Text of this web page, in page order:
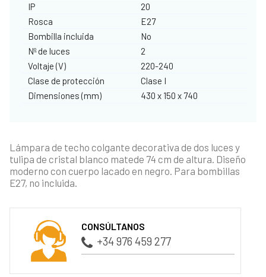
IP
20
Rosca
E27
Bombilla incluida
No
Nº de luces
2
Voltaje (V)
220-240
Clase de protección
Clase I
Dimensiones (mm)
430 x 150 x 740
Lámpara de techo colgante decorativa de dos luces y
tulipa de cristal blanco matede 74 cm de altura. Diseño
moderno con cuerpo lacado en negro. Para bombillas
E27, no incluida.
CONSÚLTANOS
+34 976 459 277